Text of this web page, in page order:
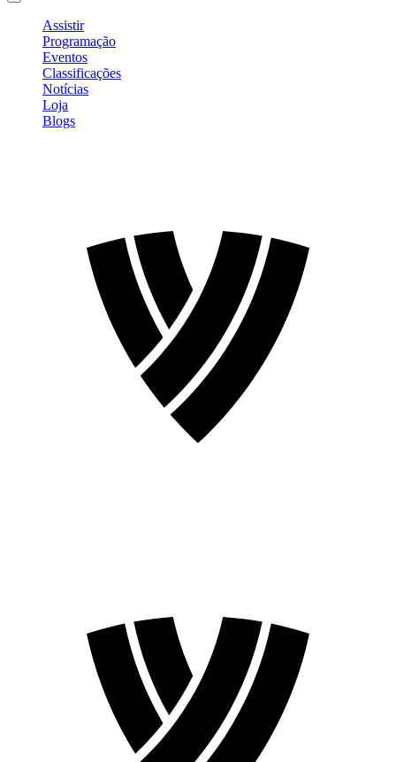
Assistir
Programação
Eventos
Classificações
Notícias
Loja
Blogs